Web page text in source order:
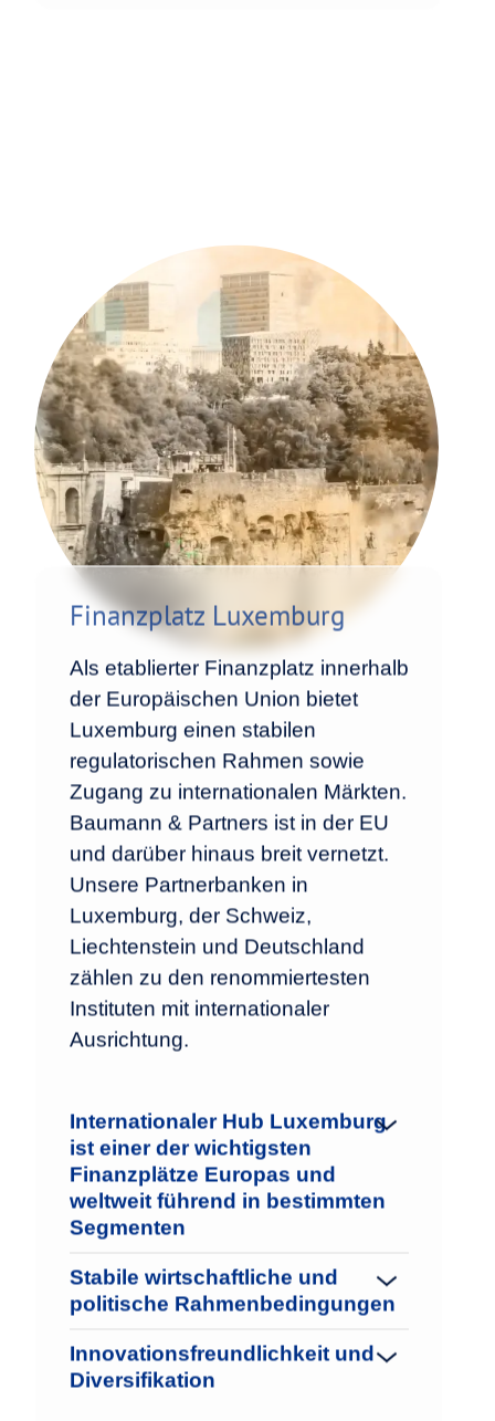
Finanzplatz Luxemburg
Als etablierter Finanzplatz innerhalb
der Europäischen Union bietet
Luxemburg einen stabilen
regulatorischen Rahmen sowie
Zugang zu internationalen Märkten.
Baumann & Partners ist in der EU
und darüber hinaus breit vernetzt.
Unsere Partnerbanken in
Luxemburg, der Schweiz,
Liechtenstein und Deutschland
zählen zu den renommiertesten
Instituten mit internationaler
Ausrichtung.
Internationaler Hub Luxemburg
ist einer der wichtigsten
Finanzplätze Europas und
weltweit führend in bestimmten
Segmenten
Stabile wirtschaftliche und
politische Rahmenbedingungen
Innovationsfreundlichkeit und
Diversifikation